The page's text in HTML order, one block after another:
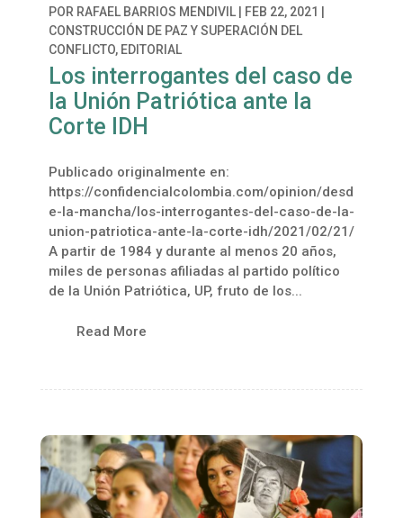
POR RAFAEL BARRIOS MENDIVIL| FEB 22, 2021
CONSTRUCCIÓN DE PAZ Y SUPERACIÓN DEL
CONFLICTO, EDITORIAL
Los interrogantes del caso de
la Unión Patriótica ante la
Corte IDH
Publicado originalmente en:
https://confidencialcolombia.com/opinion/desd
e-la-mancha/los-interrogantes-del-caso-de-la-
union-patriotica-ante-la-corte-idh/2021/02/21/
A partir de 1984 y durante al menos 20 años,
miles de personas afiliadas al partido político
de la Unión Patriótica, UP, fruto de los...
Read More